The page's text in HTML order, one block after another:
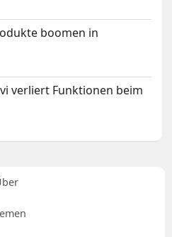
boomen in
verliert Funktionen beim